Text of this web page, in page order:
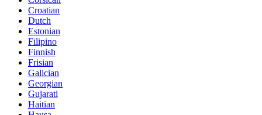
Croatian
Dutch
Estonian
Filipino
Finnish
Frisian
Galician
Georgian
Gujarati
Haitian